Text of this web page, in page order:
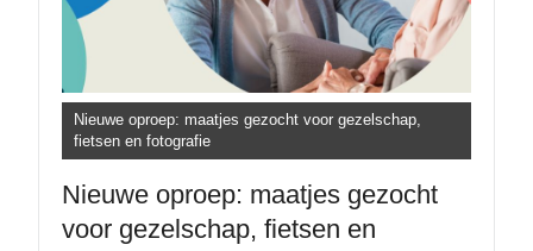
Nieuwe oproep: maatjes gezocht voor gezelschap,
fietsen en fotografie
Nieuwe oproep: maatjes gezocht
voor gezelschap, fietsen en